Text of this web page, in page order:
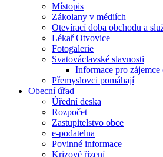
Místopis
Zákolany v médiích
Otevírací doba obchodu a
Lékař Otvovice
Fotogalerie
Svatováclavské slavnosti
Informace pro
Přemyslovci pomáhají
Obecní úřad
Úřední deska
Rozpočet
Zastupitelstvo obce
e-podatelna
Povinné informace
Krizové řízení